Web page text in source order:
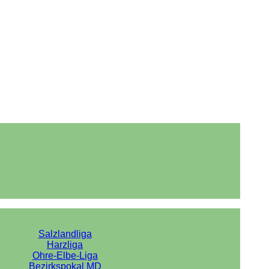
Salzlandliga
Harzliga
Ohre-Elbe-Liga
Bezirkspokal MD